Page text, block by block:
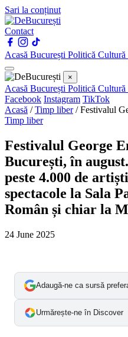
Sari la conținut
Contact
Acasă București Politică Cultură
×
Acasă București Politică Cultură
Facebook Instagram TikTok
Acasă /Timp liber /Festivalul
Timp liber
Festivalul George
București, în
peste 4.000 de
spectacole la Sala
Român și chiar la
24 June 2025
Adaugă-ne ca sursă
Urmărește-ne în Discover